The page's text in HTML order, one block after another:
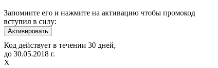
Запомните его и нажмите на активацию чтобы промокод
вступил в силу:
Код действует в течении 30 дней,
до 30.05.2018 г.
Х